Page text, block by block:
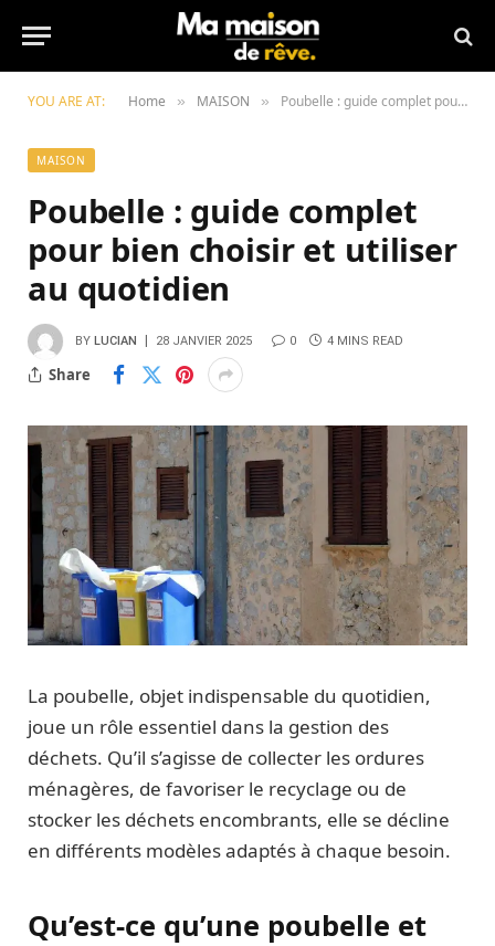
YOU ARE AT: Home » MAISON » Poubelle : guide complet pour bien choisir et utiliser au quotidien
MAISON
Poubelle : guide complet
pour bien choisir et utiliser
au quotidien
BY LUCIAN 28 JANVIER 2025 0 4 MINS READ
Share
La poubelle, objet indispensable du quotidien,
joue un rôle essentiel dans la gestion des
déchets. Qu’il s’agisse de collecter les ordures
ménagères, de favoriser le recyclage ou de
stocker les déchets encombrants, elle se décline
en différents modèles adaptés à chaque besoin.
Qu’est-ce qu’une poubelle et